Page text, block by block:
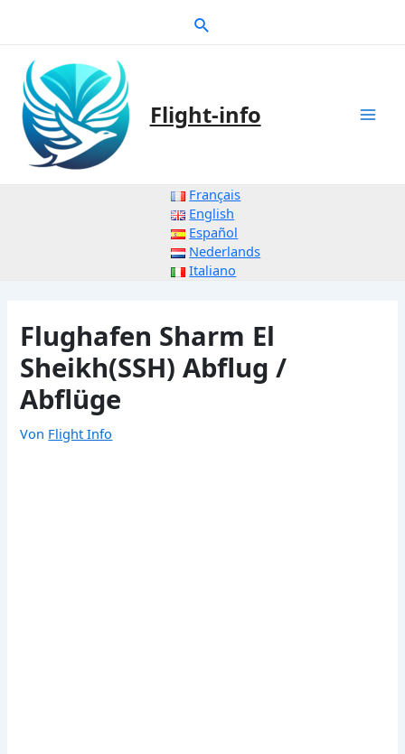
Suche
Flight-info
Français
English
Español
Nederlands
Italiano
Flughafen Sharm El
Sheikh(SSH) Abflug /
Abflüge
Von Flight Info